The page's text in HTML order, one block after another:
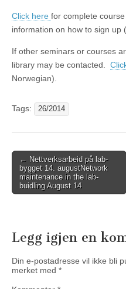
Click here for complete
information on how to sign up
If other seminars or courses
library may be contacted.
Norwegian).
Tags: 26/2014
Post
navigation
← Nettverksarbeid på lab-
bygget 14. augustNetwork
maintenance in the lab-
buidling August 14
Legg igjen en
Din e-postadresse vil ikke bli
merket med *